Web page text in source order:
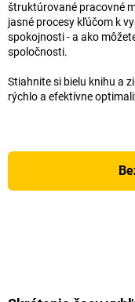
štruktúrované pracovné
jasné procesy kľúčom k
spokojnosti - a ako
spoločnosti.
Stiahnite si bielu knihu a
rýchlo a efektívne